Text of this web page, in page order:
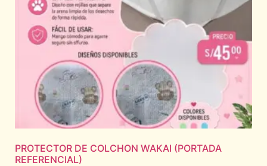
PROTECTOR DE COLCHON WAKAI (PORTADA
REFERENCIAL)